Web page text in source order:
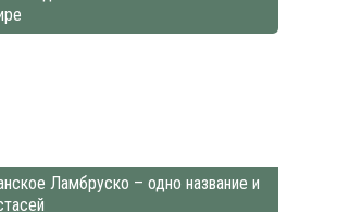
Ламбруско – одно название и